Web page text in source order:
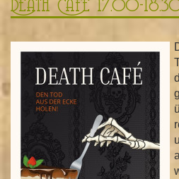
Death Café 17.00-